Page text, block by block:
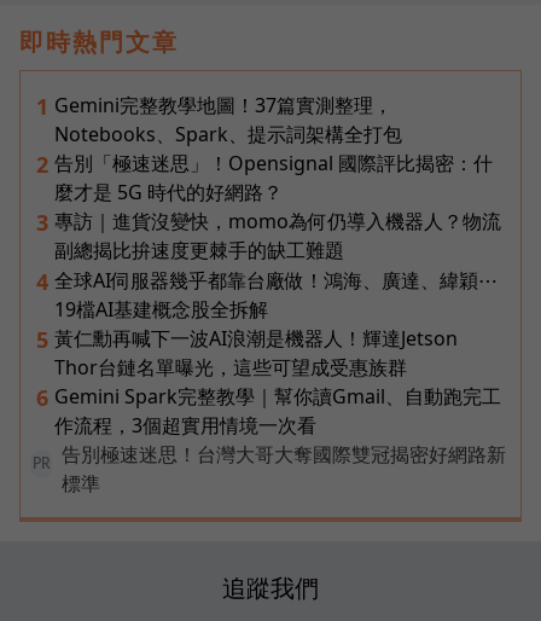
即時熱門文章
1 Gemini完整教學地圖！37篇實測整理，
Notebooks、Spark、提示詞架構全打包
2 告別「極速迷思」！Opensignal 國際評比揭密：什
麼才是 5G 時代的好網路？
3 專訪｜進貨沒變快，momo為何仍導入機器人？物流
副總揭比拚速度更棘手的缺工難題
4 全球AI伺服器幾乎都靠台廠做！鴻海、廣達、緯穎⋯
19檔AI基建概念股全拆解
5 黃仁勳再喊下一波AI浪潮是機器人！輝達Jetson
Thor台鏈名單曝光，這些可望成受惠族群
6 Gemini Spark完整教學｜幫你讀Gmail、自動跑完工
作流程，3個超實用情境一次看
PR
告別極速迷思！台灣大哥大奪國際雙冠揭密好網路新
標準
追蹤我們